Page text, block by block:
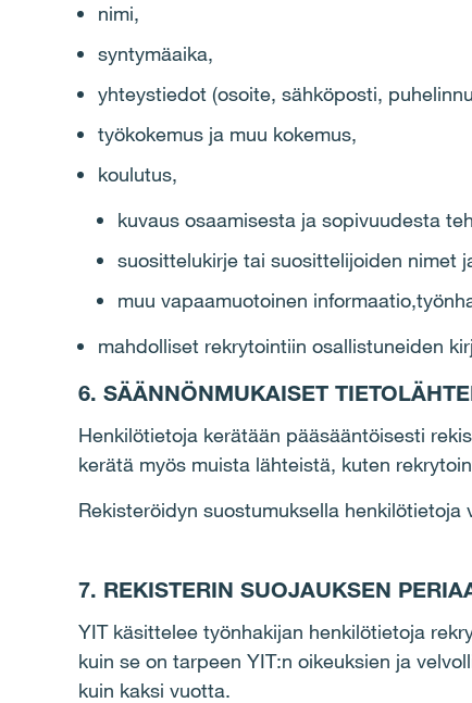
nimi,
syntymäaika,
yhteystiedot (osoite, sähköposti,
työkokemus ja muu kokemus,
koulutus,
kuvaus osaamisesta ja sopivuudesta
suosittelukirje tai suosittelijoiden nimet
muu vapaamuotoinen
mahdolliset rekrytointiin osallistuneiden
6. SÄÄNNÖNMUKAISET
Henkilötietoja kerätään pääsääntöisesti
kerätä myös muista lähteistä, kuten
Rekisteröidyn suostumuksella
7. REKISTERIN SUOJAUKSEN
YIT käsittelee työnhakijan henkilötietoja
kuin se on tarpeen YIT:n oikeuksien ja
kuin kaksi vuotta.